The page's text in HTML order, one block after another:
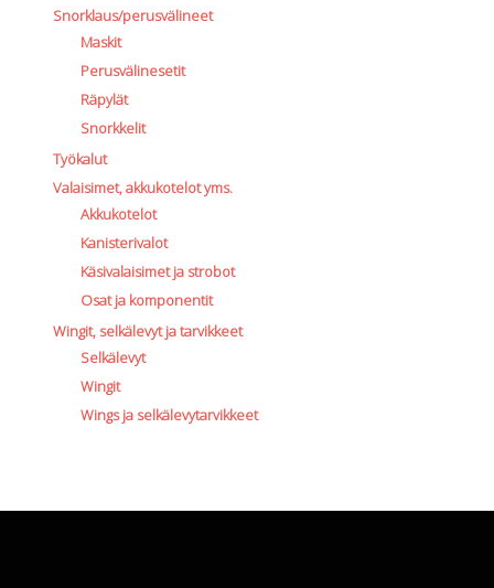
Snorklaus/perusvälineet
Maskit
Perusvälinesetit
Räpylät
Snorkkelit
Työkalut
Valaisimet, akkukotelot yms.
Akkukotelot
Kanisterivalot
Käsivalaisimet ja strobot
Osat ja komponentit
Wingit, selkälevyt ja tarvikkeet
Selkälevyt
Wingit
Wings ja selkälevytarvikkeet